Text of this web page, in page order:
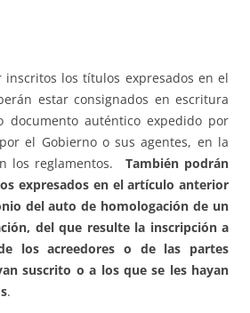
inscritos los títulos expresados en el
estar consignados en escritura
documento auténtico expedido por
el Gobierno o sus agentes, en la
los reglamentos. También podrán
expresados en el artículo anterior
del auto de homologación de un
del que resulte la inscripción a
los acreedores o de las partes
suscrito o a los que se les hayan
.